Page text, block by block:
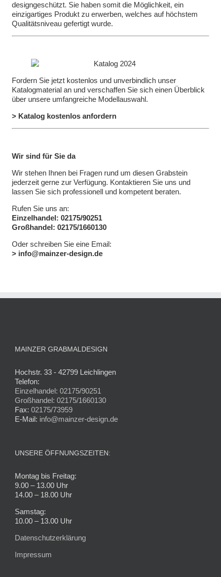
designgeschützt. Sie haben somit die Möglichkeit, ein
einzigartiges Produkt zu erwerben, welches auf höchstem
Qualitätsniveau gefertigt wurde.
Fordern Sie jetzt kostenlos und unverbindlich unser
Katalogmaterial an und verschaffen Sie sich einen Überblick
über unsere umfangreiche Modellauswahl.
> Katalog kostenlos anfordern
Wir sind für Sie da
Wir stehen Ihnen bei Fragen rund um diesen Grabstein
jederzeit gerne zur Verfügung. Kontaktieren Sie uns und
lassen Sie sich professionell und kompetent beraten.
Rufen Sie uns an:
Einzelhandel: 02175/90251
Großhandel: 02175/1660130
Oder schreiben Sie eine Email:
> info@mainzer-design.de
MAINZER GRABMALDESIGN
Hochstr. 33 - 42799 Leichlingen
Telefon:
Einzelhandel: 02175/90251
Großhandel: 02175/1660130
Fax: 02175/73959
E-Mail: info@mainzer-design.de
UNSERE ÖFFNUNGSZEITEN:
Montag bis Freitag:
9.00 – 13.00 Uhr
14.00 – 18.00 Uhr
Samstag:
10.00 – 13.00 Uhr
Datenschutzerklärung
Impressum